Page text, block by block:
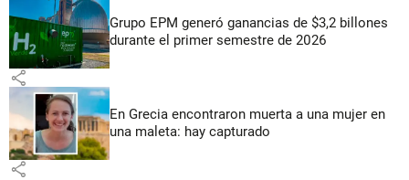
Grupo EPM generó ganancias de $3,2 billones
durante el primer semestre de 2026
share
En Grecia encontraron muerta a una mujer en
una maleta: hay capturado
share